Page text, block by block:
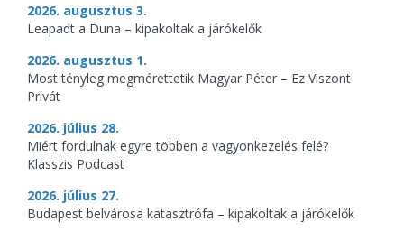
2026. augusztus 3.
Leapadt a Duna – kipakoltak a járókelők
2026. augusztus 1.
Most tényleg megmérettetik Magyar Péter – Ez Viszont
Privát
2026. július 28.
Miért fordulnak egyre többen a vagyonkezelés felé?
Klasszis Podcast
2026. július 27.
Budapest belvárosa katasztrófa – kipakoltak a járókelők